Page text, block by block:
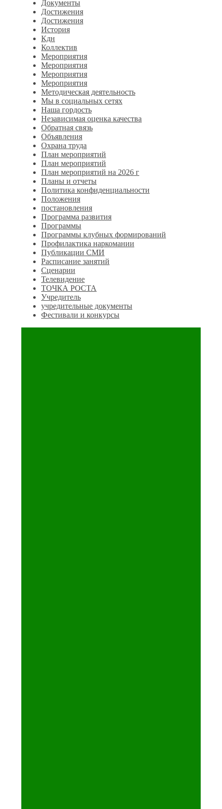
Документы
Достижения
Достижения
История
Кдн
Коллектив
Мероприятия
Мероприятия
Мероприятия
Мероприятия
Методическая деятельность
Мы в социальных сетях
Наша гордость
Независимая оценка качества
Обратная связь
Объявления
Охрана труда
План мероприятий
План мероприятий
План мероприятий на 2026 г
Планы и отчеты
Политика конфиденциальности
Положения
постановления
Программа развития
Программы
Программы клубных формирований
Профилактика наркомании
Публикации СМИ
Расписание занятий
Сценарии
Телевидение
ТОЧКА РОСТА
Учредитель
учредительные документы
Фестивали и конкурсы